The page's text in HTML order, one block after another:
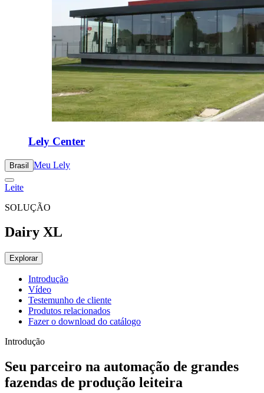
Lely Center
Brasil Meu Lely
Leite
SOLUÇÃO
Dairy XL
Explorar
Introdução
Vídeo
Testemunho de cliente
Produtos relacionados
Fazer o download do catálogo
Introdução
Seu parceiro na automação de grandes
fazendas de produção leiteira